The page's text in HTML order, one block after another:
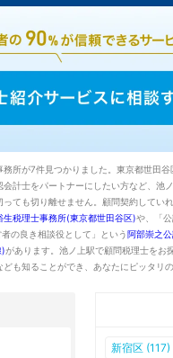
所が7件見つかりました。東京都世田谷
計士をパートナーにしたい方など、
ても切り離せません。顧問契約して
生税理士事務所(東京都世田谷区)や、「
の良き相談役として」という阿部崇之
)があります。池ノ上駅で顧問税理士をお
も知ることができ、あなたにピッタリ
新宿区 (117)